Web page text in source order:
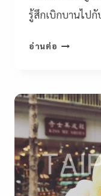
รู้สึกเบิกบานไป
อ่านต่อ